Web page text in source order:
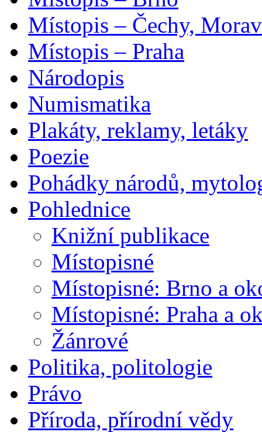
Místopis – Čechy,
Místopis – Praha
Národopis
Numismatika
Plakáty, reklamy, letáky
Poezie
Pohádky národů,
Pohlednice
Knižní publikace
Místopisné
Místopisné: Brno a
Místopisné: Praha a
Žánrové
Politika, politologie
Právo
Příroda, přírodní vědy